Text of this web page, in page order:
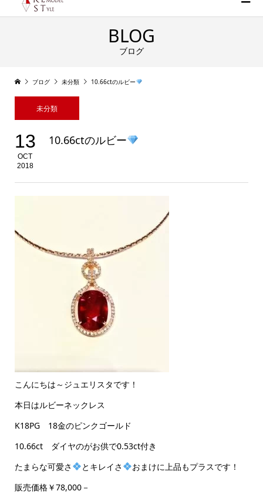
BLOG
ブログ
ブログ 未分類 10.66ctのルビー
未分類
13
OCT
2018
10.66ctのルビー
こんにちは～ジュエリスタです！
本日はルビーネックレス
K18PG 18金のピンクゴールド
10.66ct ダイヤのがお供で0.53ct付き
たまらな可愛さ
とキレイさ
おまけに上品もプラスです！
販売価格￥78,000－